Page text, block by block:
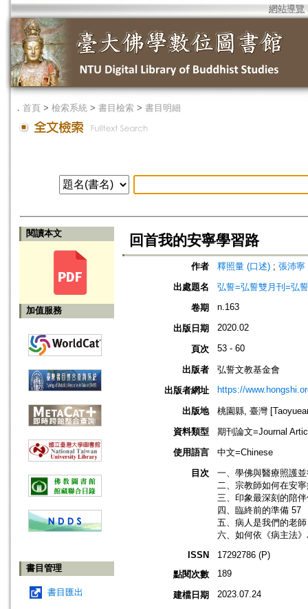
網站導覽
． 首頁 > 檢索系統 > 書目檢索 > 書目明細
閱讀本文
加值服務
書目管理
書目匯出
回首我的安寧學習路
作者 釋照量 (口述) ; 張沛寧
出處題名
弘誓=弘誓雙月刊=弘
卷期
n.163
出版日期 2020.02
頁次 53 - 60
出版者
弘誓文教基金會
出版者網址
https://
出版地
桃園縣, 臺灣
資料類型
期刊論文=Journal
使用語言
中文=Chinese
目次
一、學佛與醫療照護
二、宗教師如何在安
三、印象最深刻的陪
四、臨終前的準備 57
五、病人是我們的老
六、如何依《病主法
ISSN
17292786 (P)
點閱次數
189
建檔日期 2023.07.24